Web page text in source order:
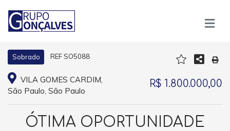
Sobrado REF SO5088
VILA GOMES CARDIM,
São Paulo, São Paulo
R$ 1.800.000,00
ÓTIMA OPORTUNIDADE